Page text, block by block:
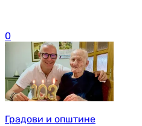
0
Градови и општине